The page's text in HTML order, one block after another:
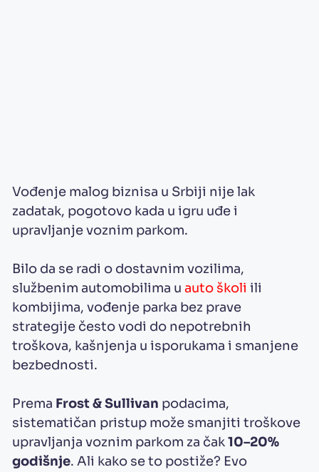
Vođenje malog biznisa u Srbiji nije lak
zadatak, pogotovo kada u igru uđe i
upravljanje voznim parkom.
Bilo da se radi o dostavnim vozilima,
službenim automobilima u auto školi ili
kombijima, vođenje parka bez prave
strategije često vodi do nepotrebnih
troškova, kašnjenja u isporukama i smanjene
bezbednosti.
Prema Frost & Sullivan podacima,
sistematičan pristup može smanjiti troškove
upravljanja voznim parkom za čak10–20%
godišnje. Ali kako se to postiže? Evo